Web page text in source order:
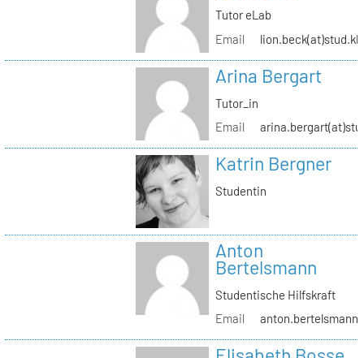
Tutor eLab
Email
Arina Bergart
Tutor_in
Email
Katrin Bergner
Studentin
Anton
Bertelsmann
Studentische Hilfskraft
Email